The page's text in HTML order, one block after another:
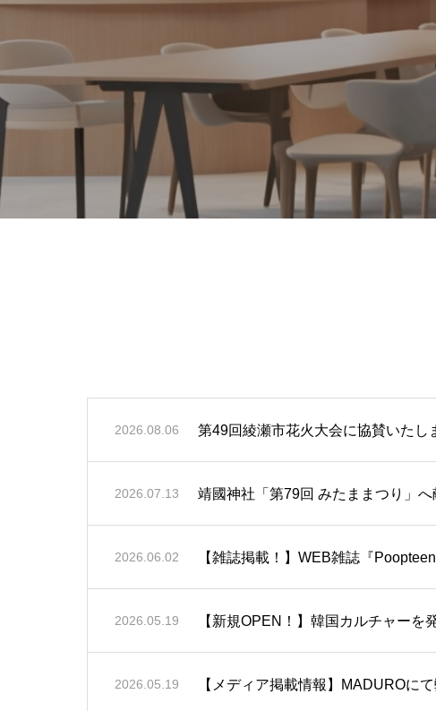
2026.08.06 第49回綾瀬市花火大会に協賛いたし
2026.07.13 靖國神社「第79回 みたままつり」へ
2026.06.02 【雑誌掲載！】WEB雑誌『
2026.05.19 【新規OPEN！】韓国カルチャーを
2026.05.19 【メディア掲載情報】MADUROに